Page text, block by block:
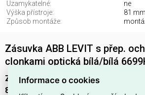
Uzamykatelné:
ne
Výška přístroje:
81 mm
Způsob montáže:
Zásuvka ABB LEVIT s přep.
clonkami optická bílá/bílá
Zásuvka ABB LEVIT 6699H-A06357 03
8592624463597
Informace o cookies